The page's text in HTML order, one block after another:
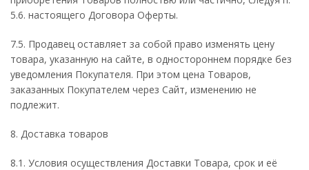
5.6. настоящего Договора Оферты.
7.5. Продавец оставляет за собой право изменять цену
товара, указанную на сайте, в одностороннем порядке без
уведомления Покупателя. При этом цена Товаров,
заказанных Покупателем через Сайт, изменению не
подлежит.
8. Доставка товаров
8.1. Условия осуществления Доставки Товара, срок и её